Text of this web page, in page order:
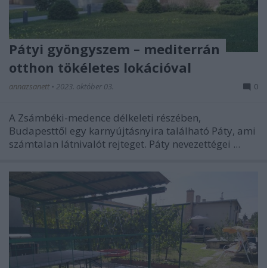
Pátyi gyöngyszem – mediterrán
otthon tökéletes lokációval
annazsanett • 2023. október 03. 0
A Zsámbéki-medence délkeleti részében,
Budapesttől egy karnyújtásnyira található Páty, ami
számtalan látnivalót rejteget. Páty nevezettégei ...